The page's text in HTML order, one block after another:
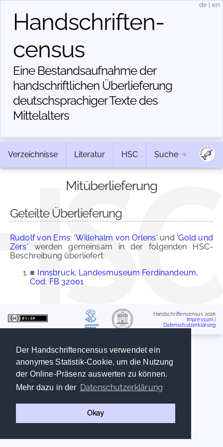
Der Handschriftencensus verwendet ein
anonymes Statistik-Cookie, um die Nutzung
der Online-Präsenz auswerten zu können.
Mehr dazu in der Datenschutzerklärung
Okay
Handschriften­
census
Eine Bestandsaufnahme der
handschriftlichen Über­lieferung
deutschsprachiger Texte des
Mittelalters
de en
Verzeichnisse Literatur HSC Suche
Mitüberlieferung
Geteilte Überlieferung
Rudolf von Ems: 'Willehalm von Orlens' und 'Gold und
Zers' werden gemeinsam in der folgenden HSC-
Beschreibung überliefert:
■ Innsbruck, Landesmuseum Ferdinandeum,
Cod. FB 32001
Handschriftencensus 2026
Impressum
Datenschutzerklärung